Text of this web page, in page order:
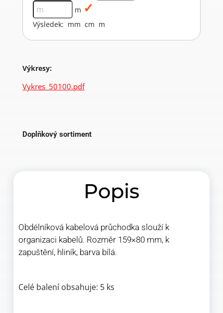
m
Výsledek: mm cm m
Výkresy:
Vykres_50100.pdf
Doplňkový sortiment
Popis
Obdélníková kabelová průchodka slouží k
organizaci kabelů. Rozměr 159×80 mm, k
zapuštění, hliník, barva bílá.
Celé balení obsahuje: 5 ks